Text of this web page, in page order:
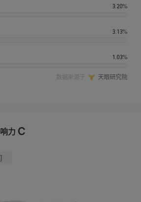
3.20%
3.13%
1.03%
数据来源于 天眼研究院
力 C